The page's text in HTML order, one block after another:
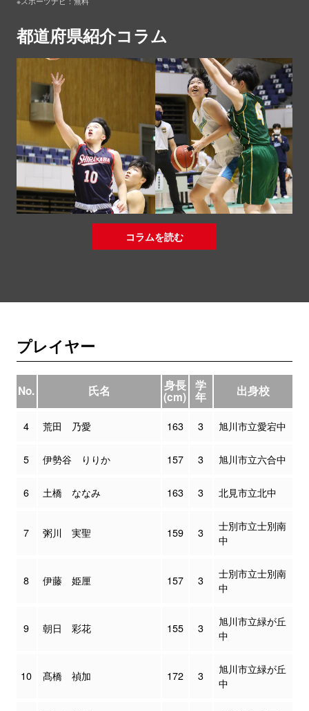
都道府県紹介コラム
コラムを読む
プレイヤー
No. 氏名 身長
(cm)
学
年 出身校
4 荒田 乃愛 163 3 旭川市立愛宕中
5 伊勢谷 りりか 157 3 旭川市立六合中
6 土橋 ななみ 163 3 北見市立北中
7 粥川 実聖 159 3
士別市立士別南
中
8 伊藤 姫厘 157 3
士別市立士別南
中
9 朝日 彩花 155 3
旭川市立緑が丘
中
10 髙橋 禎加 172 3
旭川市立緑が丘
中